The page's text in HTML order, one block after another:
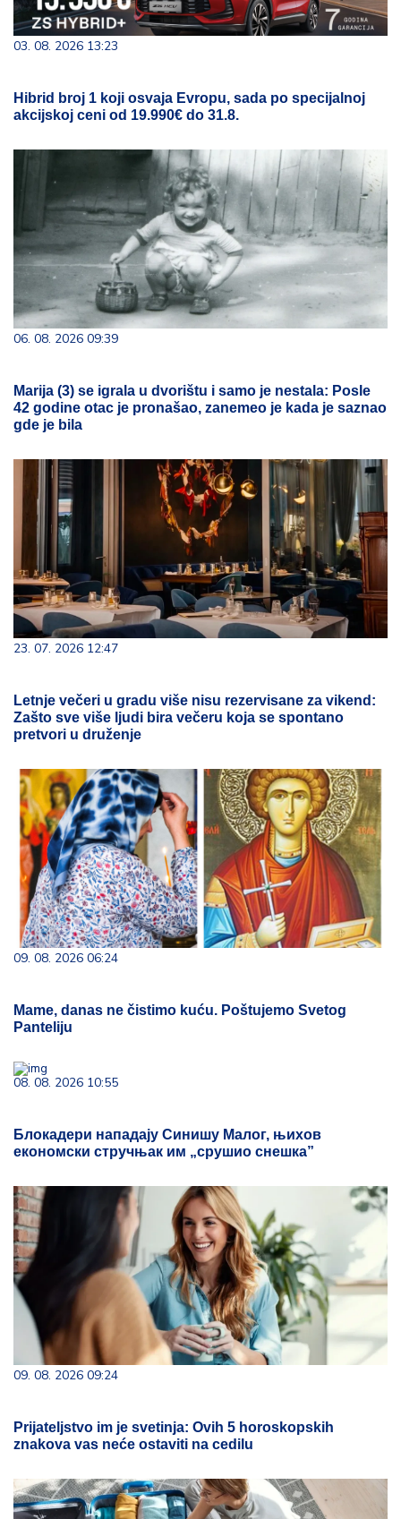
03. 08. 2026 13:23
Hibrid broj 1 koji osvaja Evropu, sada po specijalnoj
akcijskoj ceni od 19.990€ do 31.8.
06. 08. 2026 09:39
Marija (3) se igrala u dvorištu i samo je nestala: Posle
42 godine otac je pronašao, zanemeo je kada je saznao
gde je bila
23. 07. 2026 12:47
Letnje večeri u gradu više nisu rezervisane za vikend:
Zašto sve više ljudi bira večeru koja se spontano
pretvori u druženje
09. 08. 2026 06:24
Mame, danas ne čistimo kuću. Poštujemo Svetog
Panteliju
08. 08. 2026 10:55
Блокадери нападају Синишу Малог, њихов
економски стручњак им „срушио снешка”
09. 08. 2026 09:24
Prijateljstvo im je svetinja: Ovih 5 horoskopskih
znakova vas neće ostaviti na cedilu